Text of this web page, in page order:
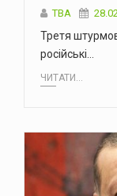
ТВА
Третя
російські…
ЧИТАТИ...